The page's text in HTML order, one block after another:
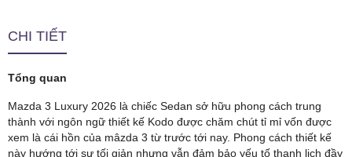
CHI TIẾT
Tổng quan
Mazda 3 Luxury 2026 là chiếc Sedan sở hữu phong cách trung
thành với ngôn ngữ thiết kế Kodo được chăm chút tỉ mỉ vốn được
xem là cái hồn của mâzda 3 từ trước tới nay. Phong cách thiết kế
này hướng tới sự tối giản nhưng vẫn đảm bảo yếu tố thanh lịch đầy